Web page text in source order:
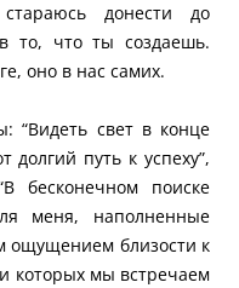
донести до
то, что ты создаешь.
оно в нас самих.
“Видеть свет в конце
долгий путь к успеху”,
бесконечном поиске
меня, наполненные
ощущением близости к
которых мы встречаем